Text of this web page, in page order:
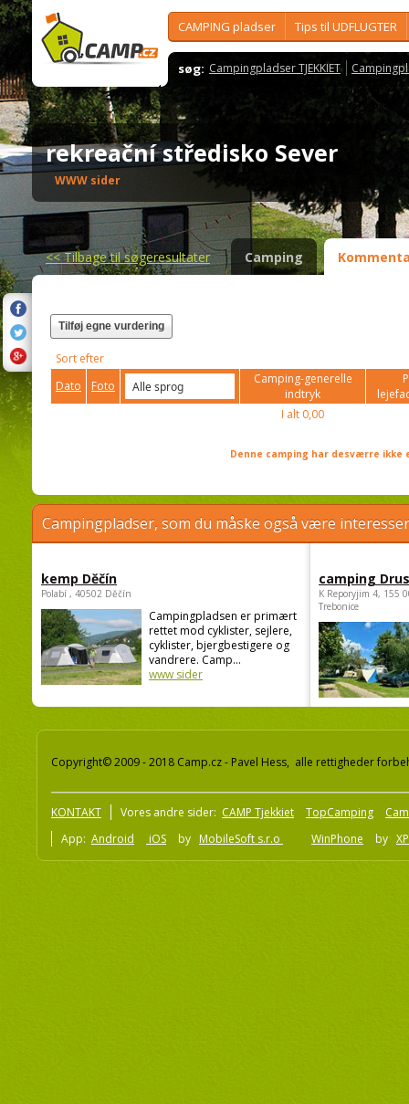
CAMPING pladser Tips til UDFLUGTER
søg: Campingpladser TJEKKIET
rekreační středisko Sever
WWW sider
<<Tilbage til søgeresultater Camping
Tilføj egne vurdering
Sort efter
Dato
Foto
Camping-generelle
indtryk
I alt 0,00
Denne camping har desværre
Campingpladser, som du måske også være
kemp Děčín
Polabí , 40502 Děčín
Campingpladsen er primært
rettet mod cyklister, sejlere,
cyklister, bjergbestigere og
vandrere. Camp...
www sider
camping
K Reporyjim 4, 155
Trebonice
Copyright© 2009 - 2018 Camp.cz - Pavel Hess, alle rettigheder
KONTAKT Vores andre sider: CAMP Tjekkiet TopCamping
App: Android iOS by MobileSoft s.r.o WinPhone by